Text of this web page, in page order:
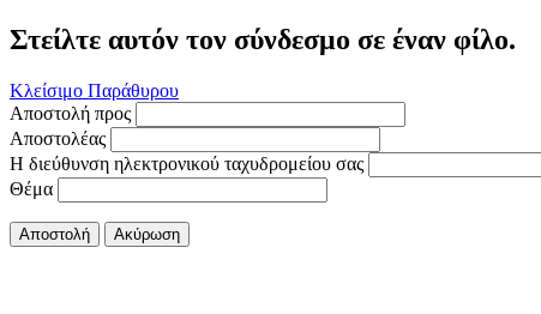
Στείλτε αυτόν τον σύνδεσμο σε έναν φίλο.
Κλείσιμο Παράθυρου
Αποστολή προς
Αποστολέας
Η διεύθυνση ηλεκτρονικού ταχυδρομείου σας
Θέμα
Αποστολή Ακύρωση